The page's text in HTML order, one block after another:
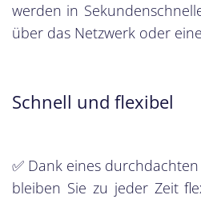
werden in
über das Netzwerk oder
Schnell und flexibel
✅ Dank eines
bleiben Sie zu jeder Zeit